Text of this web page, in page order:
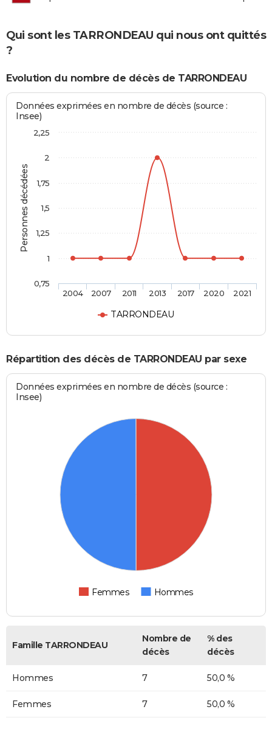
Qui sont les TARRONDEAU qui nous ont quittés
?
Evolution du nombre de décès de TARRONDEAU
Personnes décédées
Données exprimées en nombre de décès (source :
Insee)
TARRONDEAU
2004 2007 2011 2013 2017 2020 2021
0,75
1
1,25
1,5
1,75
2
2,25
Répartition des décès de TARRONDEAU par sexe
Données exprimées en nombre de décès (source :
Insee)
Femmes Hommes
Famille TARRONDEAU
Nombre de
décès
% des
décès
Hommes 7 50,0 %
Femmes 7 50,0 %